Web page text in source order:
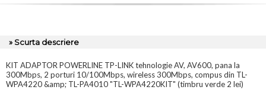
» Scurta descriere
KIT ADAPTOR POWERLINE TP-LINK tehnologie AV, AV600, pana la
300Mbps, 2 porturi 10/100Mbps, wireless 300Mbps, compus din TL-
WPA4220 &amp; TL-PA4010 "TL-WPA4220KIT" (timbru verde 2 lei)